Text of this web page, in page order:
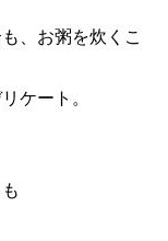
、お粥を炊くこ
ケート。